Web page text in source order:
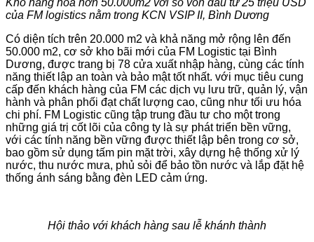
Kho hàng hóa hơn 50.000m2 với số vốn đầu tư 25 triệu USD
của FM logistics nằm trong KCN VSIP II, Bình Dương
Có diện tích trên 20.000 m2 và khả năng mở rộng lên đến
50.000 m2, cơ sở kho bãi mới của FM Logistic tại Bình
Dương, được trang bị 78 cửa xuất nhập hàng, cùng các tính
năng thiết lập an toàn và bảo mật tốt nhất. với mục tiêu cung
cấp đến khách hàng của FM các dịch vụ lưu trữ, quản lý, vận
hành và phân phối đạt chất lượng cao, cũng như tối ưu hóa
chi phí. FM Logistic cũng tập trung đầu tư cho một trong
những giá trị cốt lõi của công ty là sự phát triển bền vững,
với các tính năng bền vững được thiết lập bên trong cơ sở,
bao gồm sử dụng tấm pin mặt trời, xây dựng hệ thống xử lý
nước, thu nước mưa, phủ sỏi để bảo tồn nước và lắp đặt hệ
thống ánh sáng bằng đèn LED cảm ứng.
Hội thảo với khách hàng sau lễ khánh thành